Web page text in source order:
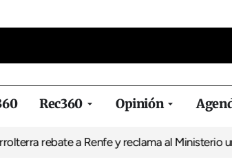
Rec360 Opinión
a Renfe y reclama al Ministerio una